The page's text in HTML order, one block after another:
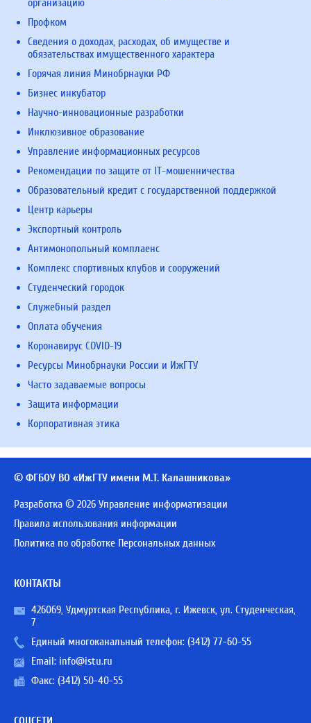
организацию
Профком
Сведения о доходах, расходах, об имуществе и
обязательствах имущественного характера
Горячая линия Минобрнауки РФ
Бизнес инкубатор
Научно-инновационные разработки
Инклюзивное образование
Управление информационных ресурсов
Рекомендации по защите от IT-мошенничества
Образовательный кредит с государственной поддержкой
Центр карьеры
Экспортный контроль
Антимонопольный комплаенс
Комплекс спортивных клубов и сооружений
Студенческий городок
Служебный раздел
Оплата обучения
Коронавирус COVID-19
Ресурсы Минобрнауки России и ИжГТУ
Часто задаваемые вопросы
Защита информации
Корпоративная этика
© ФГБОУ ВО «ИжГТУ имени М.Т. Калашникова»
Разработка © 2026 Управление информатизации
Правила использования информации
Политика по обработке Персональных данных
КОНТАКТЫ
426069, Удмуртская Республика, г. Ижевск, ул. Студенческая,
7
Единый многоканальный телефон: (3412) 77-60-55
Email: info@istu.ru
Факс: (3412) 50-40-55